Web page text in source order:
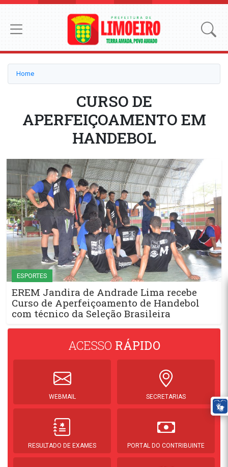
Home
CURSO DE
APERFEIÇOAMENTO EM
HANDEBOL
ESPORTES
EREM Jandira de Andrade Lima recebe
Curso de Aperfeiçoamento de Handebol
com técnico da Seleção Brasileira
ACESSO RÁPIDO
WEBMAIL SECRETARIAS
RESULTADO DE EXAMES PORTAL DO CONTRIBUINTE